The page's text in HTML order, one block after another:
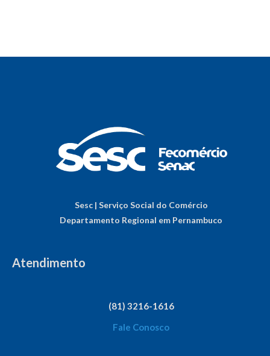
Sesc | Serviço Social do Comércio
Departamento Regional em Pernambuco
Atendimento
(81) 3216-1616
Fale Conosco